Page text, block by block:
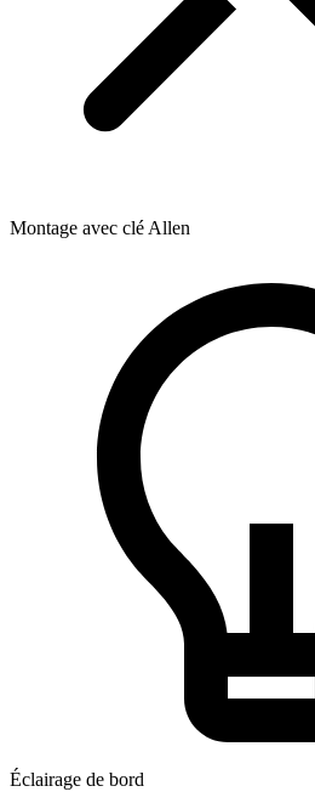
Montage avec clé Allen
Éclairage de bord